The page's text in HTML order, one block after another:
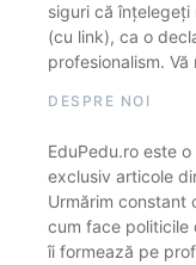
siguri că înțelegeți
(cu link), ca o
profesionalism. Vă
DESPRE NOI
EduPedu.ro este
exclusiv articole
Urmărim constant
cum face politicile
îi formează pe